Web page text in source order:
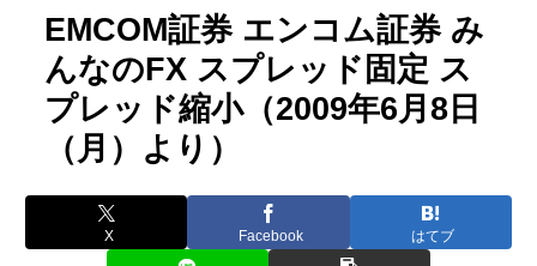
EMCOM証券 エンコム証券 み
んなのFX スプレッド固定 ス
プレッド縮小（2009年6月8日
（月）より）
X Facebook はてブ